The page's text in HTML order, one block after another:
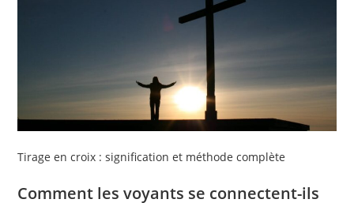
Tirage en croix : signification et méthode complète
Comment les voyants se connectent-ils